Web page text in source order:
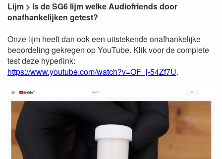
Lijm > Is de SG6 lijm welke Audiofriends door
onafhankelijken getest?
Onze lijm heeft dan ook een uitstekende onafhankelijke
beoordeling gekregen op YouTube. Klik voor de complete
test deze hyperlink:
https://www.youtube.com/watch?v=OF_j-54Zf7U.